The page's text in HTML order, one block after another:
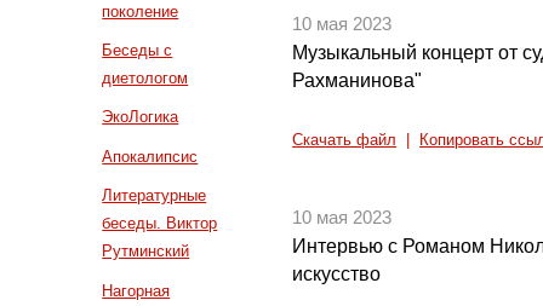
поколение
Беседы с
диетологом
ЭкоЛогика
Апокалипсис
Литературные
беседы. Виктор
Рутминский
Нагорная
10 мая 2023
Музыкальный концерт от
Рахманинова"
Скачать файл Копировать
10 мая 2023
Интервью с Романом
искусство